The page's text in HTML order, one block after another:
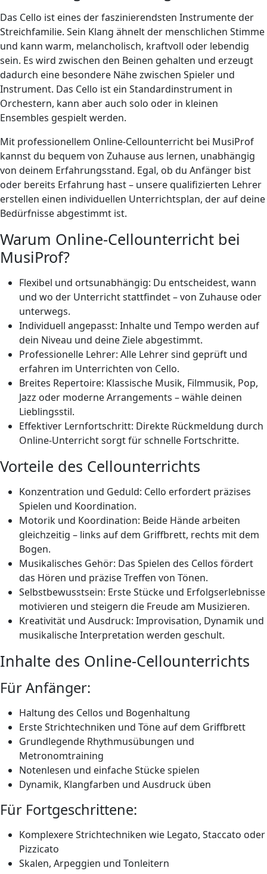
Das Cello ist eines der faszinierendsten Instrumente der
Streichfamilie. Sein Klang ähnelt der menschlichen Stimme
und kann warm, melancholisch, kraftvoll oder lebendig
sein. Es wird zwischen den Beinen gehalten und erzeugt
dadurch eine besondere Nähe zwischen Spieler und
Instrument. Das Cello ist ein Standardinstrument in
Orchestern, kann aber auch solo oder in kleinen
Ensembles gespielt werden.
Mit professionellem Online-Cellounterricht bei MusiProf
kannst du bequem von Zuhause aus lernen, unabhängig
von deinem Erfahrungsstand. Egal, ob du Anfänger bist
oder bereits Erfahrung hast – unsere qualifizierten Lehrer
erstellen einen individuellen Unterrichtsplan, der auf deine
Bedürfnisse abgestimmt ist.
Warum Online-Cellounterricht bei
MusiProf?
Flexibel und ortsunabhängig: Du entscheidest, wann
und wo der Unterricht stattfindet – von Zuhause oder
unterwegs.
Individuell angepasst: Inhalte und Tempo werden auf
dein Niveau und deine Ziele abgestimmt.
Professionelle Lehrer: Alle Lehrer sind geprüft und
erfahren im Unterrichten von Cello.
Breites Repertoire: Klassische Musik, Filmmusik, Pop,
Jazz oder moderne Arrangements – wähle deinen
Lieblingsstil.
Effektiver Lernfortschritt: Direkte Rückmeldung durch
Online-Unterricht sorgt für schnelle Fortschritte.
Vorteile des Cellounterrichts
Konzentration und Geduld: Cello erfordert präzises
Spielen und Koordination.
Motorik und Koordination: Beide Hände arbeiten
gleichzeitig – links auf dem Griffbrett, rechts mit dem
Bogen.
Musikalisches Gehör: Das Spielen des Cellos fördert
das Hören und präzise Treffen von Tönen.
Selbstbewusstsein: Erste Stücke und Erfolgserlebnisse
motivieren und steigern die Freude am Musizieren.
Kreativität und Ausdruck: Improvisation, Dynamik und
musikalische Interpretation werden geschult.
Inhalte des Online-Cellounterrichts
Für Anfänger:
Haltung des Cellos und Bogenhaltung
Erste Strichtechniken und Töne auf dem Griffbrett
Grundlegende Rhythmusübungen und
Metronomtraining
Notenlesen und einfache Stücke spielen
Dynamik, Klangfarben und Ausdruck üben
Für Fortgeschrittene:
Komplexere Strichtechniken wie Legato, Staccato oder
Pizzicato
Skalen, Arpeggien und Tonleitern